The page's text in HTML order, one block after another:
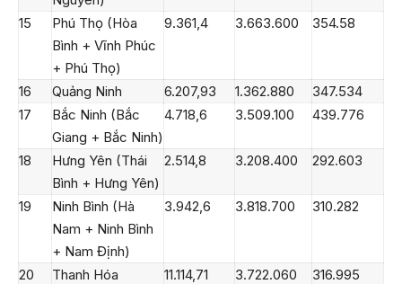
15
Phú Thọ (Hòa
Bình + Vĩnh Phúc
+ Phú Thọ)
9.361,4 3.663.600 354.58
16 Quảng Ninh 6.207,93 1.362.880
347.534
17
Bắc Ninh (Bắc
Giang + Bắc Ninh)
4.718,6 3.509.100 439.776
18
Hưng Yên (Thái
Bình + Hưng Yên)
2.514,8 3.208.400 292.603
19
Ninh Bình (Hà
Nam + Ninh Bình
+ Nam Định)
3.942,6 3.818.700 310.282
20 Thanh Hóa 11.114,71 3.722.060 316.995